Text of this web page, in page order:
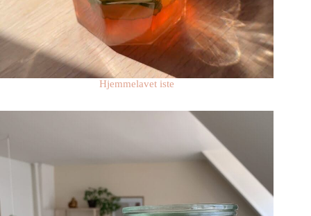
Hjemmelavet iste